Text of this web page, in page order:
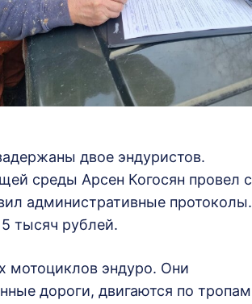
двое эндуристов.
среды Арсен Когосян провел с
административные протоколы.
тысяч рублей.
мотоциклов эндуро. Они
дороги, двигаются по тропам